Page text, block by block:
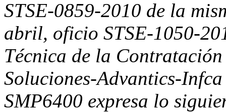
STSE-0859-2010 de la
abril, oficio STSE-1050-
Técnica de la
Soluciones-Advantics-
SMP6400 expresa lo